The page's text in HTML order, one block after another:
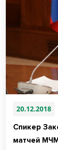
20.12.2018
Спикер
матчей